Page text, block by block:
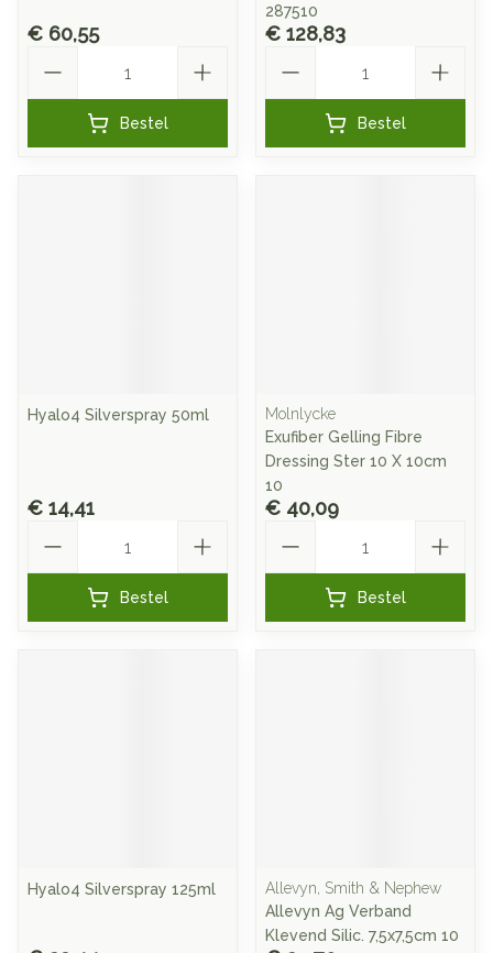
€ 60,55
Bestel
287510
€ 128,83
Bestel
Hyalo4 Silverspray 50ml
€ 14,41
Bestel
Molnlycke
Exufiber Gelling Fibre
Dressing Ster 10 X 10cm
10
€ 40,09
Bestel
Hyalo4 Silverspray 125ml
Allevyn, Smith & Nephew
Allevyn Ag Verband
Klevend Silic. 7,5x7,5cm 10